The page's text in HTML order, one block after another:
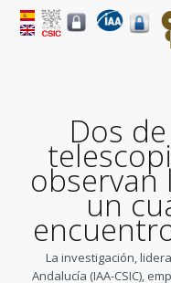
Dos
observan
un
La investigación,
Andalucía (IAA-CSIC),